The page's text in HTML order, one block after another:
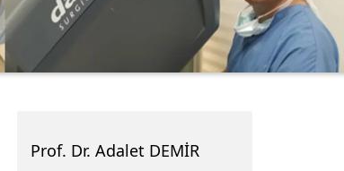
Prof. Dr. Adalet DEMİR